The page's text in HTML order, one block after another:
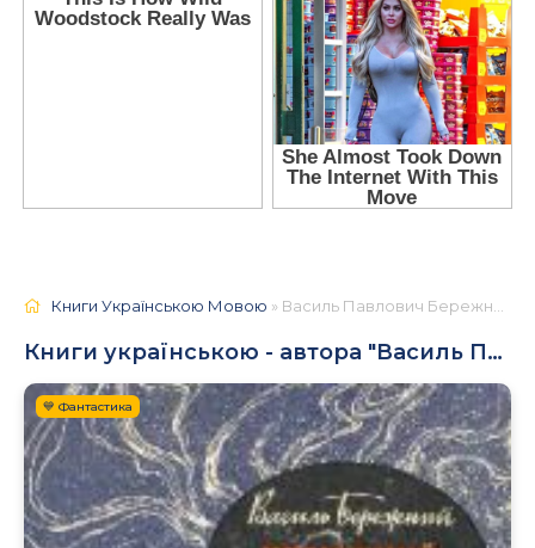
Книги Українською Мовою » Василь Павлович Бережний
Книги українською - автора "Василь Павлович Бережний"
💙 Фантастика